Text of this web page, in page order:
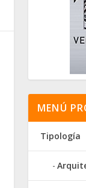
MENÚ
Tipología